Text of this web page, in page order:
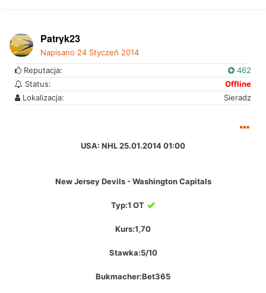
Patryk23
Napisano 24 Styczeń 2014
Reputacja:
462
Status:
Offline
Lokalizacja:
Sieradz
USA: NHL 25.01.2014 01:00
New Jersey Devils - Washington Capitals
Typ:1 OT
Kurs:1,70
Stawka:5/10
Bukmacher:Bet365